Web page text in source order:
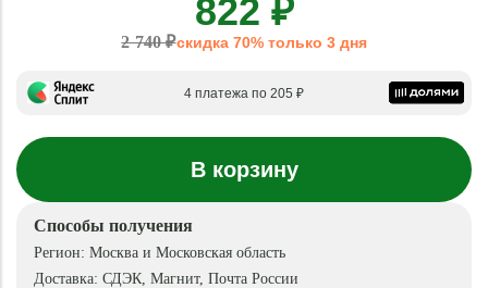
822 ₽
2 740 ₽скидка 70% только 3 дня
4 платежа по 205 ₽
В корзину
Способы получения
Регион: Москва и Московская область
Доставка: СДЭК, Магнит, Почта России